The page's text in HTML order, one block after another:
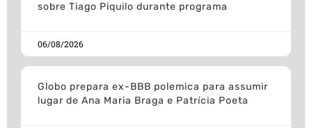
sobre Tiago Piquilo durante programa
06/08/2026
Globo prepara ex-BBB polemica para assumir
lugar de Ana Maria Braga e Patrícia Poeta